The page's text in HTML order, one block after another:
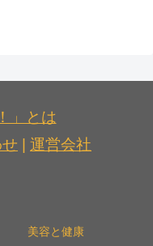
」とは
| 運営会社
美容と健康